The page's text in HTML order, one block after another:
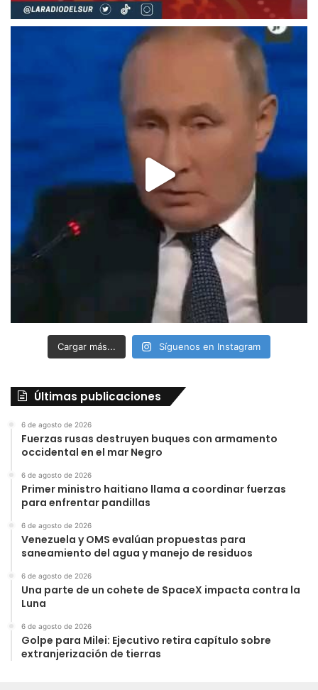
Cargar más... Síguenos en Instagram
Últimas publicaciones
6 de agosto de 2026
Fuerzas rusas destruyen buques con armamento
occidental en el mar Negro
6 de agosto de 2026
Primer ministro haitiano llama a coordinar fuerzas
para enfrentar pandillas
6 de agosto de 2026
Venezuela y OMS evalúan propuestas para
saneamiento del agua y manejo de residuos
6 de agosto de 2026
Una parte de un cohete de SpaceX impacta contra la
Luna
6 de agosto de 2026
Golpe para Milei: Ejecutivo retira capítulo sobre
extranjerización de tierras